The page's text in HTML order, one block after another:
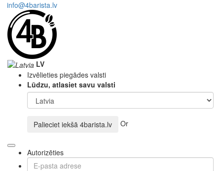
info@4barista.lv
LV
Izvēlieties piegādes valsti
Lūdzu, atlasiet savu valsti
Palieciet iekšā 4barista.lv Or
Autorizēties